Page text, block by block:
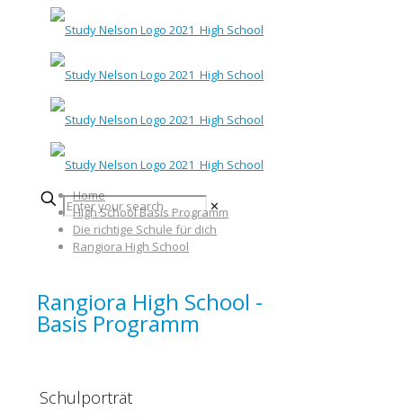
✕
Home
High School Basis Programm
Die richtige Schule für dich
Rangiora High School
Rangiora High School -
Basis Programm
Schulporträt